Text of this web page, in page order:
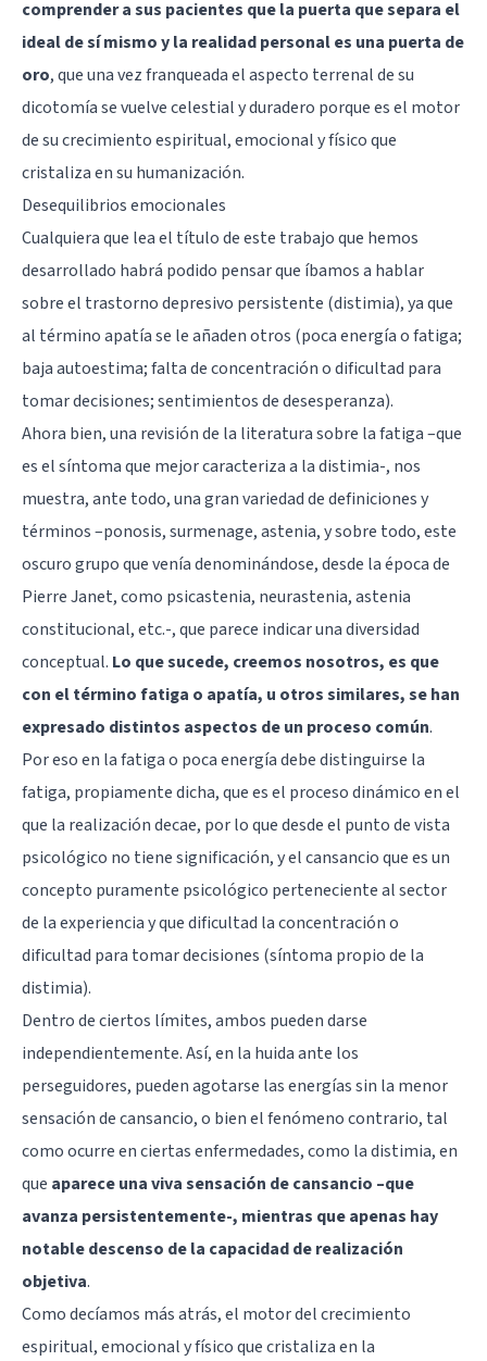
comprender a sus pacientes que la puerta que separa el
ideal de sí mismo y la realidad personal es una puerta de
oro, que una vez franqueada el aspecto terrenal de su
dicotomía se vuelve celestial y duradero porque es el motor
de su crecimiento espiritual, emocional y físico que
cristaliza en su humanización.
Desequilibrios emocionales
Cualquiera que lea el título de este trabajo que hemos
desarrollado habrá podido pensar que íbamos a hablar
sobre el trastorno depresivo persistente (distimia), ya que
al término apatía se le añaden otros (poca energía o fatiga;
baja autoestima; falta de concentración o dificultad para
tomar decisiones; sentimientos de desesperanza).
Ahora bien, una revisión de la literatura sobre la fatiga –que
es el síntoma que mejor caracteriza a la distimia-, nos
muestra, ante todo, una gran variedad de definiciones y
términos –ponosis, surmenage, astenia, y sobre todo, este
oscuro grupo que venía denominándose, desde la época de
Pierre Janet, como psicastenia, neurastenia, astenia
constitucional, etc.-, que parece indicar una diversidad
conceptual. Lo que sucede, creemos nosotros, es que
con el término fatiga o apatía, u otros similares, se han
expresado distintos aspectos de un proceso común.
Por eso en la fatiga o poca energía debe distinguirse la
fatiga, propiamente dicha, que es el proceso dinámico en el
que la realización decae, por lo que desde el punto de vista
psicológico no tiene significación, y el cansancio que es un
concepto puramente psicológico perteneciente al sector
de la experiencia y que dificultad la concentración o
dificultad para tomar decisiones (síntoma propio de la
distimia).
Dentro de ciertos límites, ambos pueden darse
independientemente. Así, en la huida ante los
perseguidores, pueden agotarse las energías sin la menor
sensación de cansancio, o bien el fenómeno contrario, tal
como ocurre en ciertas enfermedades, como la distimia, en
que aparece una viva sensación de cansancio –que
avanza persistentemente-, mientras que apenas hay
notable descenso de la capacidad de realización
objetiva.
Como decíamos más atrás, el motor del crecimiento
espiritual, emocional y físico que cristaliza en la